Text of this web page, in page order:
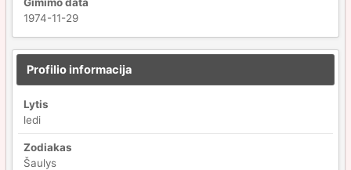
1974-11-29
Profilio informacija
Lytis
ledi
Zodiakas
Šaulys